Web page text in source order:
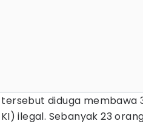
tersebut diduga membawa
ilegal. Sebanyak 23